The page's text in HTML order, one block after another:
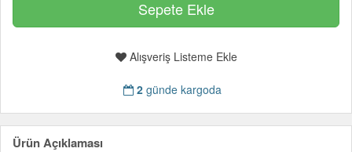
Alışveriş Listeme Ekle
2günde kargoda
Ürün Açıklaması